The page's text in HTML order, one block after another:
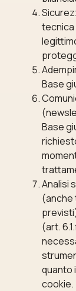
tecnica
Base
Base
Analisi
(anche
(art.
quanto
cookie.